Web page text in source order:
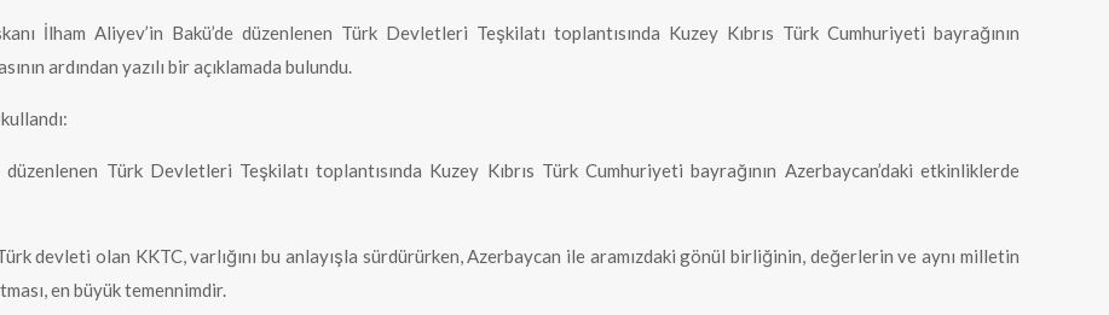
İlham Aliyev’in Bakü’de düzenlenen Türk Devletleri Teşkilatı toplantısında Kuzey Kıbrıs Türk Cumhuriyeti bayrağının
ardından yazılı bir açıklamada bulundu.
düzenlenen Türk Devletleri Teşkilatı toplantısında Kuzey Kıbrıs Türk Cumhuriyeti bayrağının Azerbaycan’daki etkinliklerde
devleti olan KKTC, varlığını bu anlayışla sürdürürken, Azerbaycan ile aramızdaki gönül birliğinin, değerlerin ve aynı milletin
en büyük temennimdir.